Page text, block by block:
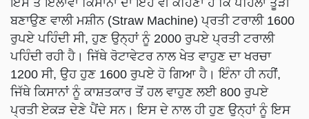
ਬਣਾਉਣ ਵਾਲੀ ਮਸ਼ੀਨ (Straw Machine) ਪ੍ਰਤੀ ਟਰਾਲੀ 1600
ਰੁਪਏ ਪਹਿੰਦੀ ਸੀ, ਹੁਣ ਉਨ੍ਹਾਂ ਨੂੰ 2000 ਰੁਪਏ ਪ੍ਰਤੀ ਟਰਾਲੀ
ਪਹਿੰਦੀ ਰਹੀ ਹੈ। ਜਿੱਥੇ ਰੋਟਾਵੇਟਰ ਨਾਲ ਖੇਤ ਵਾਹੁਣ ਦਾ ਖਰਚਾ
1200 ਸੀ, ਉਹ ਹੁਣ 1600 ਰੁਪਏ ਹੋ ਗਿਆ ਹੈ। ਇੰਨਾ ਹੀ ਨਹੀਂ,
ਜਿੱਥੇ ਕਿਸਾਨਾਂ ਨੂੰ ਕਾਸ਼ਤਕਾਰ ਤੋਂ ਹਲ ਵਾਹੁਣ ਲਈ 800 ਰੁਪਏ
ਪ੍ਰਤੀ ਏਕੜ ਦੇਣੇ ਪੈਂਦੇ ਸਨ। ਇਸ ਦੇ ਨਾਲ ਹੀ ਹੁਣ ਉਨ੍ਹਾਂ ਨੂੰ ਇਸ